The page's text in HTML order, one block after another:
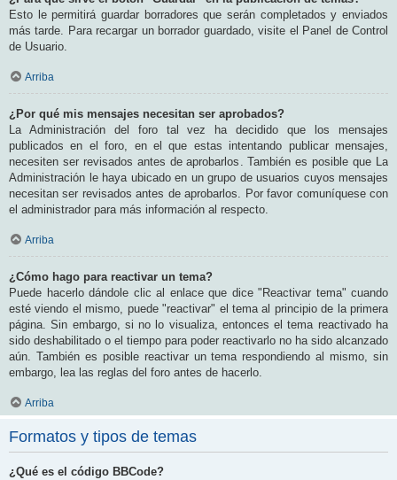
Esto le permitirá guardar borradores que serán completados y enviados
más tarde. Para recargar un borrador guardado, visite el Panel de Control
de Usuario.
Arriba
¿Por qué mis mensajes necesitan ser aprobados?
La Administración del foro tal vez ha decidido que los mensajes
publicados en el foro, en el que estas intentando publicar mensajes,
necesiten ser revisados antes de aprobarlos. También es posible que La
Administración le haya ubicado en un grupo de usuarios cuyos mensajes
necesitan ser revisados antes de aprobarlos. Por favor comuníquese con
el administrador para más información al respecto.
Arriba
¿Cómo hago para reactivar un tema?
Puede hacerlo dándole clic al enlace que dice "Reactivar tema" cuando
esté viendo el mismo, puede "reactivar" el tema al principio de la primera
página. Sin embargo, si no lo visualiza, entonces el tema reactivado ha
sido deshabilitado o el tiempo para poder reactivarlo no ha sido alcanzado
aún. También es posible reactivar un tema respondiendo al mismo, sin
embargo, lea las reglas del foro antes de hacerlo.
Arriba
Formatos y tipos de temas
¿Qué es el código BBCode?